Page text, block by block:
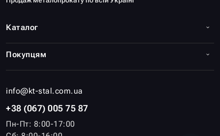
info@kt-stal.com.ua
+38 (067) 005 75 87
Пн-Пт: 8:00-17:00
Каталог
Покупцям